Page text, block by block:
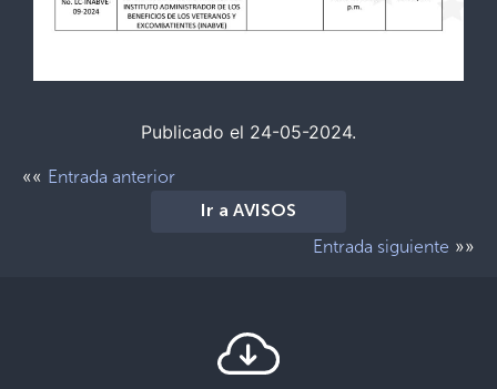
Publicado el 24-05-2024.
«« Entrada anterior
Ir a AVISOS
Entrada siguiente »»